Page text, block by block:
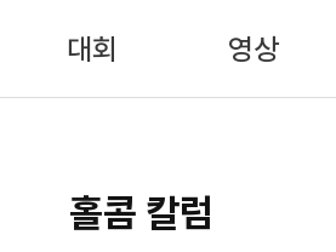
대회 영상
홀콤 칼럼